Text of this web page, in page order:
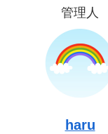
管理人
haru